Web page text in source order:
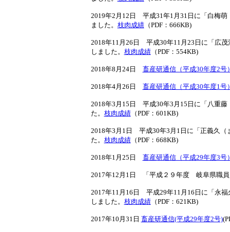
2019年2月12日 平成31年1月31日に「白梅萌
ました。 枝肉成績（PDF：666KB)
2018年11月26日 平成30年11月23日に「広
しました。 枝肉成績（PDF：554KB)
2018年8月24日 畜産研通信（平成30年度2号
2018年4月26日 畜産研通信（平成30年度1号
2018年3月15日 平成30年3月15日に「八重藤
た。 枝肉成績（PDF：601KB)
2018年3月1日 平成30年3月1日に「正義久（
た。 枝肉成績（PDF：668KB)
2018年1月25日 畜産研通信（平成29年度3号
2017年12月1日 「平成２９年度 岐阜県職員
2017年11月16日 平成29年11月16日に「永
しました。 枝肉成績（PDF：621KB)
2017年10月31日 畜産研通信(平成29年度2号)